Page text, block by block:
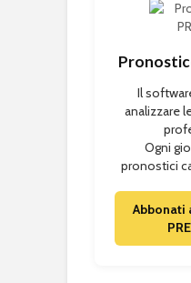
Il
analizzare
Ogni
pronostici
Abbonati